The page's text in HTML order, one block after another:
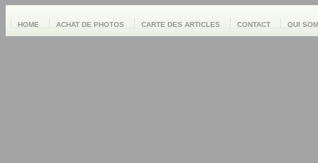
HOME ACHAT DE PHOTOS CARTE DES ARTICLES CONTACT QUI